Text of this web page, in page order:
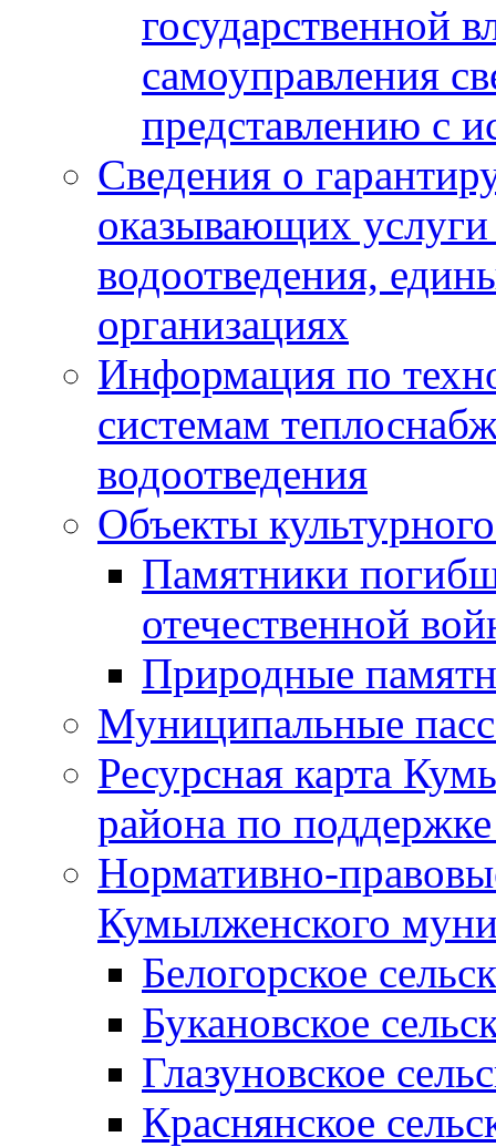
государственной
самоуправления
представлению с
Сведения о
оказывающих
водоотведения,
организациях
Информация по
системам
водоотведения
Объекты
Памятники
отечественной
Природные
Муниципальные
Ресурсная карта
района по
Нормативно-
Кумылженского
Белогорское
Букановское
Глазуновское
Краснянское